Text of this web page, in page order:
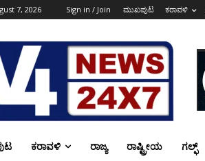
7, 2026 Sign in / Join ಮುಖಪುಟ ಕರಾವಳಿ
ಕರಾವಳಿ ರಾಜ್ಯ ರಾಷ್ಟ್ರೀಯ ಗಲ್ಫ್